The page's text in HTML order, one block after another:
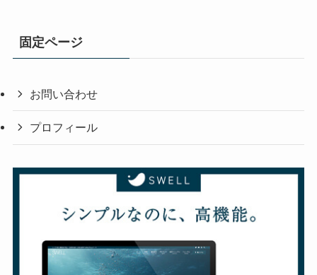
固定ページ
お問い合わせ
プロフィール